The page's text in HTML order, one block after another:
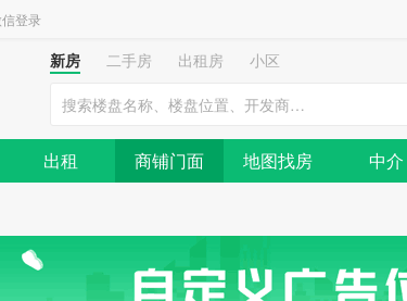
登录
新房 二手房 出租房
小区
出租 商铺门面 地图找房 中介